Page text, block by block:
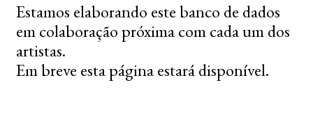
Estamos elaborando este banco de dados
em colaboração próxima com cada um dos
artistas.
Em breve esta página estará disponível.